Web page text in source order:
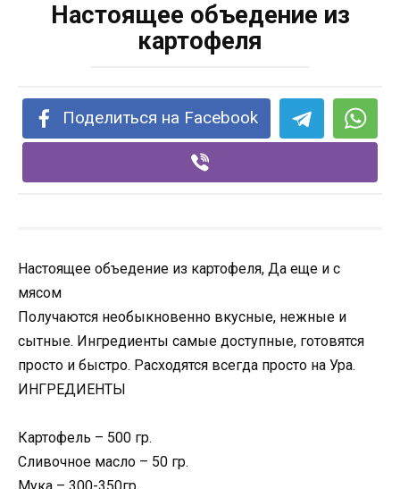
Настоящее объедение из
картофеля
Поделиться на Facebook
Настоящее объедение из картофеля, Да еще и с
мясом
Получаются необыкновенно вкусные, нежные и
сытные. Ингредиенты самые доступные, готовятся
просто и быстро. Расходятся всегда просто на Ура.
ИНГРЕДИЕНТЫ
Картофель – 500 гр.
Сливочное масло – 50 гр.